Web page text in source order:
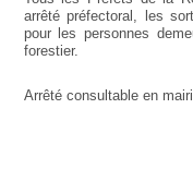
arrêté préfectoral, les
pour les personnes
forestier.
Arrêté consultable en